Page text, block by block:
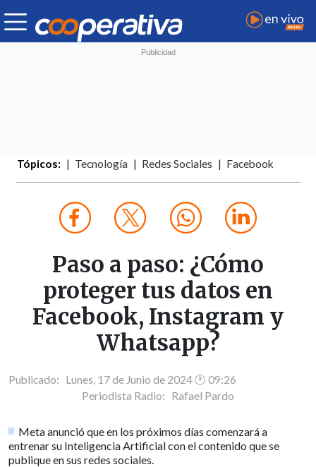
Tópicos: Tecnología Redes Sociales Facebook
Paso a paso: ¿Cómo
proteger tus datos en
Facebook, Instagram y
Whatsapp?
Publicado: Lunes, 17 de Junio de 2024 🕐 09:26
Periodista Radio: Rafael Pardo
Meta anunció que en los próximos días comenzará a
entrenar su Inteligencia Artificial con el contenido que se
publique en sus redes sociales.